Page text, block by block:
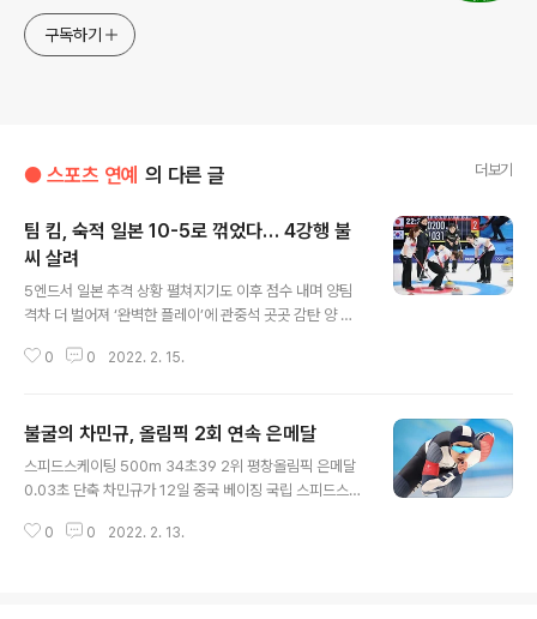
구독하기
● 스포츠 연예 의 다른 글 더보기
팀 킴, 숙적 일본 10-5로 꺾었다… 4강행 불
씨 살려
5엔드서 일본 추격 상황 펼쳐지기도 이후 점수 내며 양팀
격차 더 벌어져 ‘완벽한 플레이’에 관중석 곳곳 감탄 양 팀
베이징 국립 아쿠아틱센터에서 열린 2022 베이징겨울올
팀 ‘팀 킴’이 14일 중국 베이징 국립 아쿠아틱센터에서 열
린 2022 베이징겨울올림픽 컬링 여자 단체전서 맞수 일본
을 10-5로 꺾었다. 3승3패를 기록한 팀 킴은 4강을 향한
6)과 14일 오전 미국전(6-8)을 잇달아 내주며 2승3패로
0 0 2022. 2. 15.
불굴의 차민규, 올림픽 2회 연속 은메달
스피드스케이팅 500m 34초39 2위 평창올림픽 은메달
0.03초 단축 차민규가 12일 중국 베이징 국립 스피드스케
케이팅 남자 500m 경기에서 역주하고 있다. 베이징/연합
0 0 2022. 2. 13.